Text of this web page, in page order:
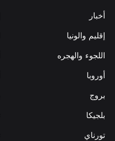
أخبار
إقليم والونيا
اللجوء والهجره
أوروبا
بروج
بلجيكا
تورناي